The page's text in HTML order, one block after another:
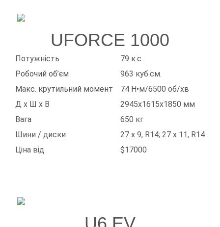
UFORCE 1000
Потужність
79 к.с.
Робочий об’єм
963 куб.см.
Макс. крутильний момент
74 Н•м/6500 об/хв
Д х Ш х В
2945х1615х1850 мм
Вага
650 кг
Шини / диски
27 x 9, R14; 27 x 11, R14
Ціна від
$17000